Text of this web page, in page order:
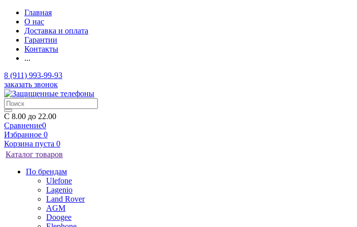
Главная
О нас
Доставка и оплата
Гарантии
Контакты
...
8 (911) 993-99-93
заказать звонок
C 8.00 до 22.00
Сравнение0
Избранное 0
Корзина пуста 0
Каталог товаров
По брендам
Ulefone
Lagenio
Land Rover
AGM
Doogee